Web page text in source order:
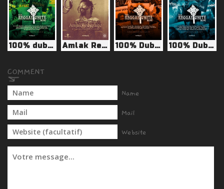
100% dubplates vol.9 Amlak Redsquare - Dubplates for Reggae-Unite Blog 100% Dubplates Volume 10 100% Dubplates Volume 11
Name
Mail
Website